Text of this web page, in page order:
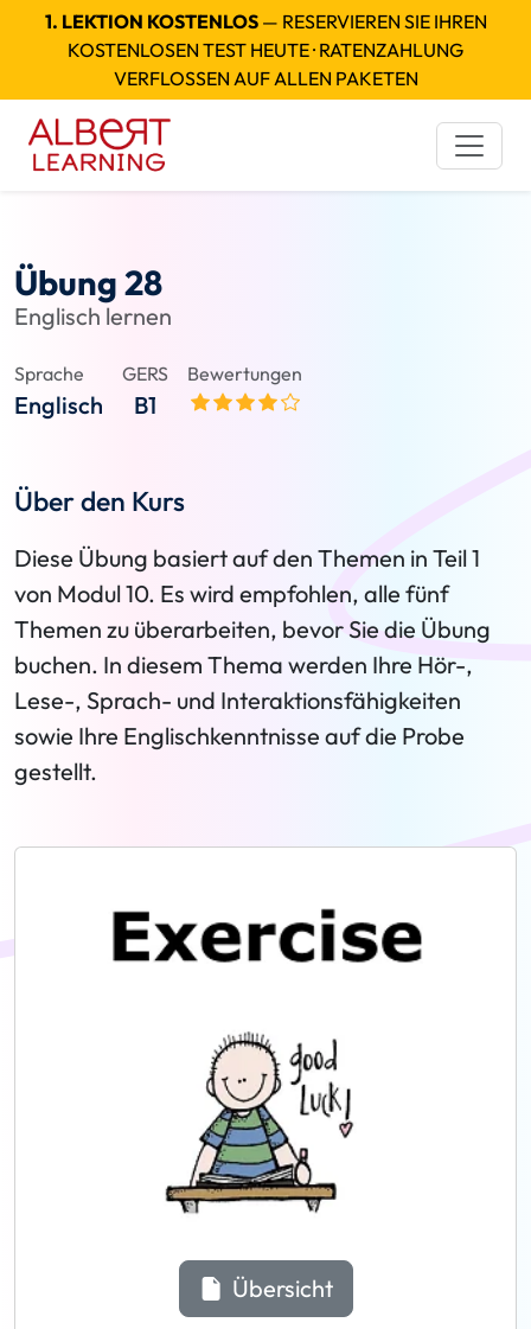
1. LEKTION KOSTENLOS— RESERVIEREN SIE IHREN
KOSTENLOSEN TEST HEUTE · RATENZAHLUNG
VERFLOSSEN AUF ALLEN PAKETEN
Übung 28
Englisch lernen
Sprache
Englisch
GERS
B1
Bewertungen
Über den Kurs
Diese Übung basiert auf den Themen in Teil 1
von Modul 10. Es wird empfohlen, alle fünf
Themen zu überarbeiten, bevor Sie die Übung
buchen. In diesem Thema werden Ihre Hör-,
Lese-, Sprach- und Interaktionsfähigkeiten
sowie Ihre Englischkenntnisse auf die Probe
gestellt.
Übersicht